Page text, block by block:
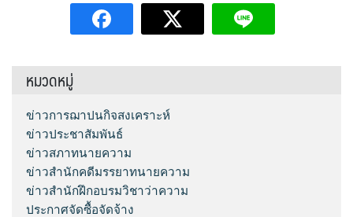
หมวดหมู่
ข่าวการฌาปนกิจสงเคราะห์
ข่าวประชาสัมพันธ์
ข่าวสภาทนายความ
ข่าวสำนักคดีมรรยาทนายความ
ข่าวสำนักฝึกอบรมวิชาว่าความ
ประกาศจัดซื้อจัดจ้าง